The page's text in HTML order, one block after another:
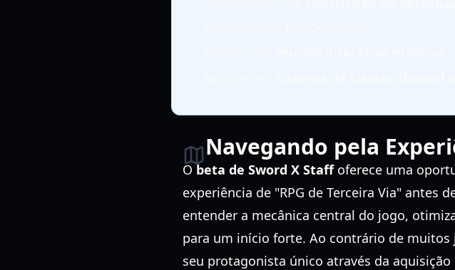
Navegando pela
Obeta de Sword X Staffoferece uma
experiência de "RPG de Terceira Via" antes
entender a mecânica central do jogo,
para um início forte. Ao contrário de muitos
seu protagonista único através da